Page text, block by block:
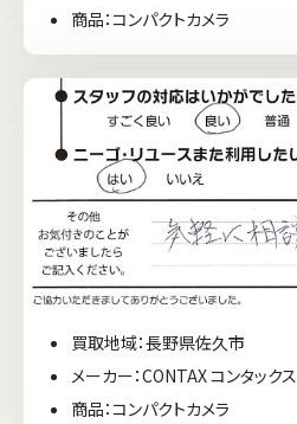
商品：コンパクトカメラ
買取地域：長野県佐久市
メーカー：CONTAX コンタックス
商品：コンパクトカメラ